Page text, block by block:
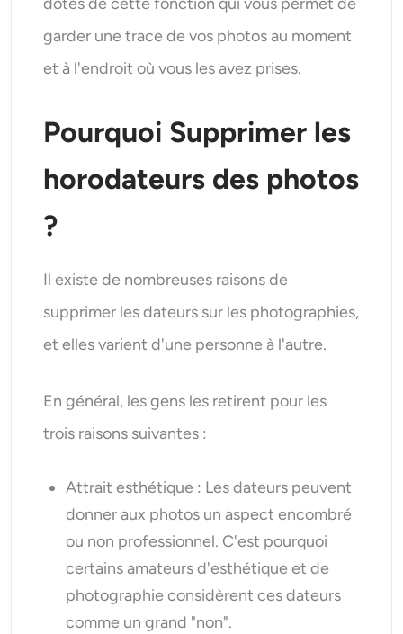
garder une trace de vos photos au moment
et à l'endroit où vous les avez prises.
Pourquoi Supprimer les
horodateurs des photos
?
Il existe de nombreuses raisons de
supprimer les dateurs sur les photographies,
et elles varient d'une personne à l'autre.
En général, les gens les retirent pour les
trois raisons suivantes :
Attrait esthétique : Les dateurs peuvent
donner aux photos un aspect encombré
ou non professionnel. C'est pourquoi
certains amateurs d'esthétique et de
photographie considèrent ces dateurs
comme un grand "non".